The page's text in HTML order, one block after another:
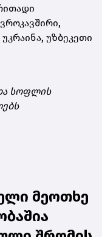
უზბეკეთი
სოფლის
მეოთხე